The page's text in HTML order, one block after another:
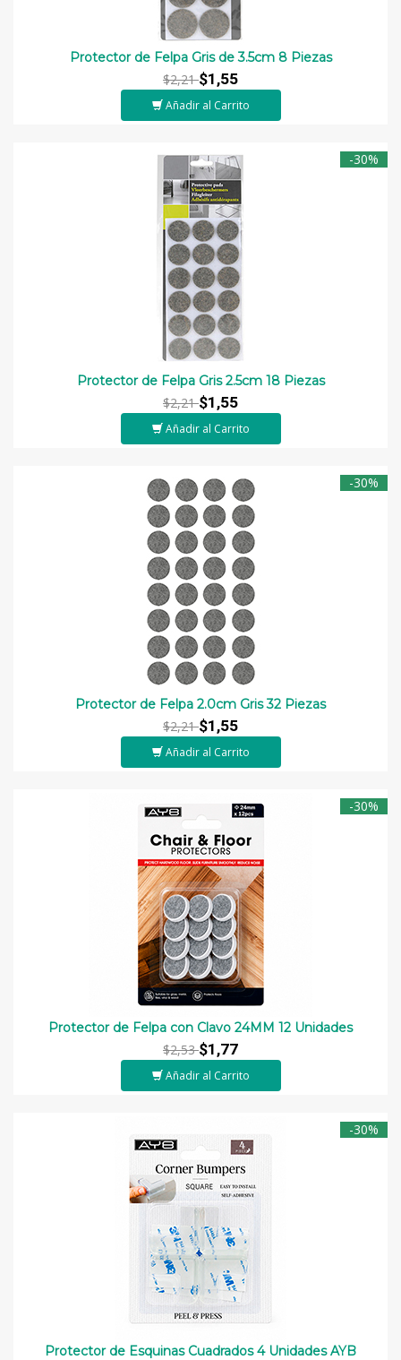
Protector de Felpa Gris de 3.5cm 8 Piezas
$2,21$1,55
Añadir al Carrito
-30%
Protector de Felpa Gris 2.5cm 18 Piezas
$2,21$1,55
Añadir al Carrito
-30%
Protector de Felpa 2.0cm Gris 32 Piezas
$2,21$1,55
Añadir al Carrito
-30%
Protector de Felpa con Clavo 24MM 12 Unidades
$2,53$1,77
Añadir al Carrito
-30%
Protector de Esquinas Cuadrados 4 Unidades AYB